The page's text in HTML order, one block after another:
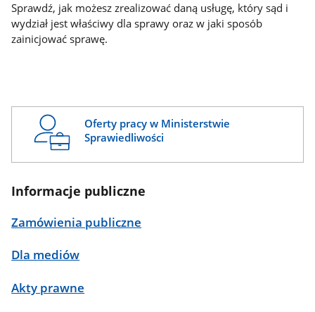
Sprawdź, jak możesz zrealizować daną usługę, który sąd i
wydział jest właściwy dla sprawy oraz w jaki sposób
zainicjować sprawę.
Oferty pracy w Ministerstwie
Sprawiedliwości
Informacje publiczne
Zamówienia publiczne
Dla mediów
Akty prawne